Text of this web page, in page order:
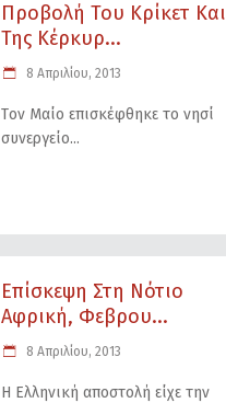
Προβολή Του Κρίκετ Και
Της Κέρκυρ...
8 Απριλίου, 2013
Tον Μαίο επισκέφθηκε το νησί
συνεργείο
Επίσκεψη Στη Νότιο
Αφρική, Φεβρου...
8 Απριλίου, 2013
Η Ελληνική αποστολή είχε την